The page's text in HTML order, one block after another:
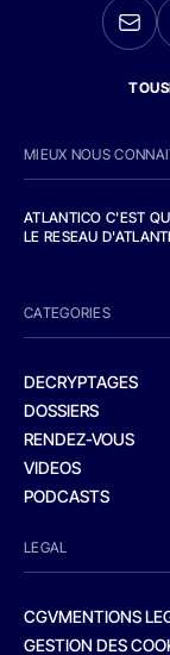
MIEUX NOUS
ATLANTICO C'EST
LE RESEAU
CATEGORIES
DECRYPTAGES
DOSSIERS
RENDEZ-VOUS
VIDEOS
PODCASTS
LEGAL
CGVMENTIONS
GESTION DES